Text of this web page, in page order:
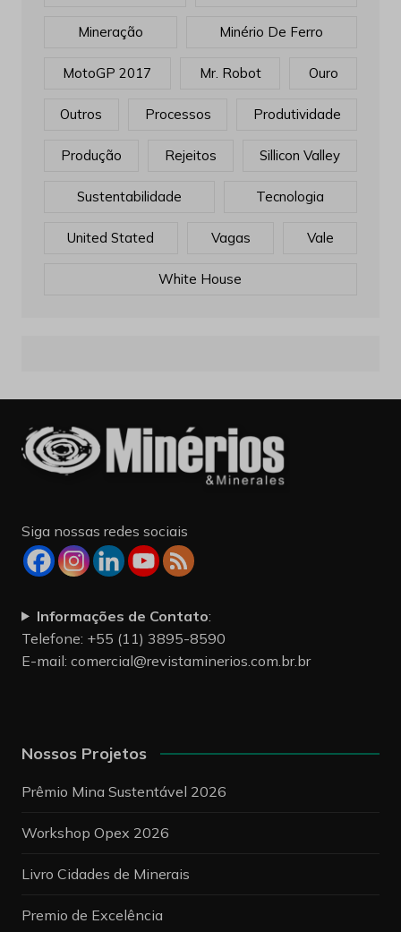
Mineração Minério De Ferro
MotoGP 2017 Mr. Robot Ouro
Outros Processos Produtividade
Produção Rejeitos Sillicon Valley
Sustentabilidade Tecnologia
United Stated Vagas Vale
White House
Siga nossas redes sociais
Informações de Contato:
Telefone: +55 (11) 3895-8590
E-mail: comercial@revistaminerios.com.br.br
Nossos Projetos
Prêmio Mina Sustentável 2026
Workshop Opex 2026
Livro Cidades de Minerais
Premio de Excelência